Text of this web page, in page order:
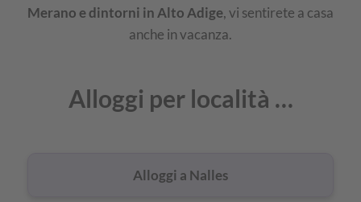
Merano e dintorni in Alto Adige, vi sentirete a casa
anche in vacanza.
Alloggi per località …
Alloggi a Nalles